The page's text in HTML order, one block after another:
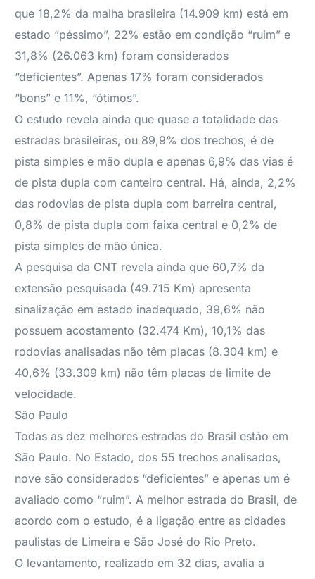
que 18,2% da malha brasileira (14.909 km) está em
estado “péssimo”, 22% estão em condição “ruim” e
31,8% (26.063 km) foram considerados
“deficientes”. Apenas 17% foram considerados
“bons” e 11%, “ótimos”.
O estudo revela ainda que quase a totalidade das
estradas brasileiras, ou 89,9% dos trechos, é de
pista simples e mão dupla e apenas 6,9% das vias é
de pista dupla com canteiro central. Há, ainda, 2,2%
das rodovias de pista dupla com barreira central,
0,8% de pista dupla com faixa central e 0,2% de
pista simples de mão única.
A pesquisa da CNT revela ainda que 60,7% da
extensão pesquisada (49.715 Km) apresenta
sinalização em estado inadequado, 39,6% não
possuem acostamento (32.474 Km), 10,1% das
rodovias analisadas não têm placas (8.304 km) e
40,6% (33.309 km) não têm placas de limite de
velocidade.
São Paulo
Todas as dez melhores estradas do Brasil estão em
São Paulo. No Estado, dos 55 trechos analisados,
nove são considerados “deficientes” e apenas um é
avaliado como “ruim”. A melhor estrada do Brasil, de
acordo com o estudo, é a ligação entre as cidades
paulistas de Limeira e São José do Rio Preto.
O levantamento, realizado em 32 dias, avalia a